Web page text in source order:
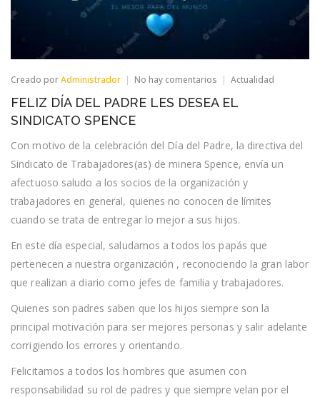
Creado porAdministrador No hay comentarios en
DÍA
LES
DESEA
EL
SINDICATO
SPENCE
Actualidad
FELIZ DÍA DEL PADRE LES DESEA EL
SINDICATO SPENCE
Con motivo de la celebración del Día del Padre, la directiva del
Sindicato de Trabajadores(as) de minera Spence, envía un
afectuoso saludo a los socios de la organización y
trabajadores en general, quienes no conocen de límites
cuando se trata de entregar lo mejor a sus hijos.
En este día especial, saludamos a todos los papás que
pertenecen a nuestra organización , reconociendo la gran labor
que realizan a diario como jefes de familia y trabajadores.
Quienes son padres saben que los hijos siempre son la
principal motivación para ser mejores personas y salir adelante
corrigiendo los errores y orientando.
Felicitamos a todos los hombres que asumen con
responsabilidad su rol de padres y que siempre velan por el